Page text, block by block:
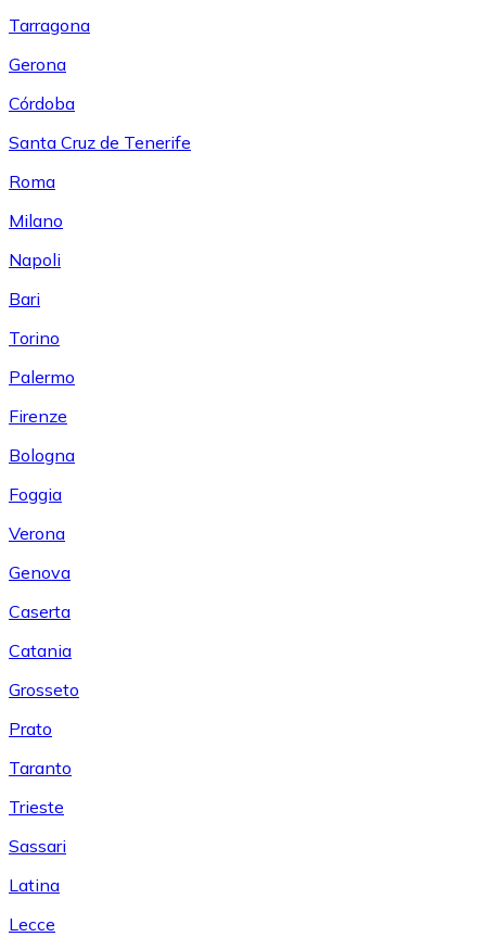
Tarragona
Gerona
Córdoba
Santa Cruz de Tenerife
Roma
Milano
Napoli
Bari
Torino
Palermo
Firenze
Bologna
Foggia
Verona
Genova
Caserta
Catania
Grosseto
Prato
Taranto
Trieste
Sassari
Latina
Lecce